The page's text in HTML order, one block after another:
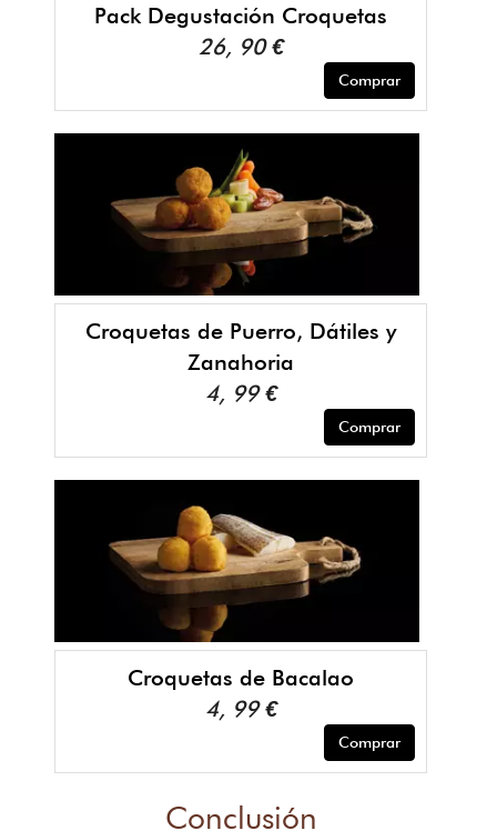
Pack Degustación Croquetas
26, 90 €
Comprar
Croquetas de Puerro, Dátiles y
Zanahoria
4, 99 €
Comprar
Croquetas de Bacalao
4, 99 €
Comprar
Conclusión